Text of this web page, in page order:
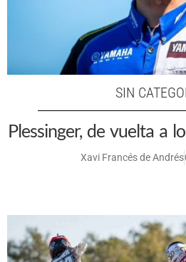
SIN
Plessinger, de vuelta a
Xavi Francés de Andrés